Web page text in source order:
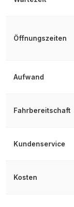
Öffnungszeiten
Aufwand
Fahrbereitschaft
Kundenservice
Kosten